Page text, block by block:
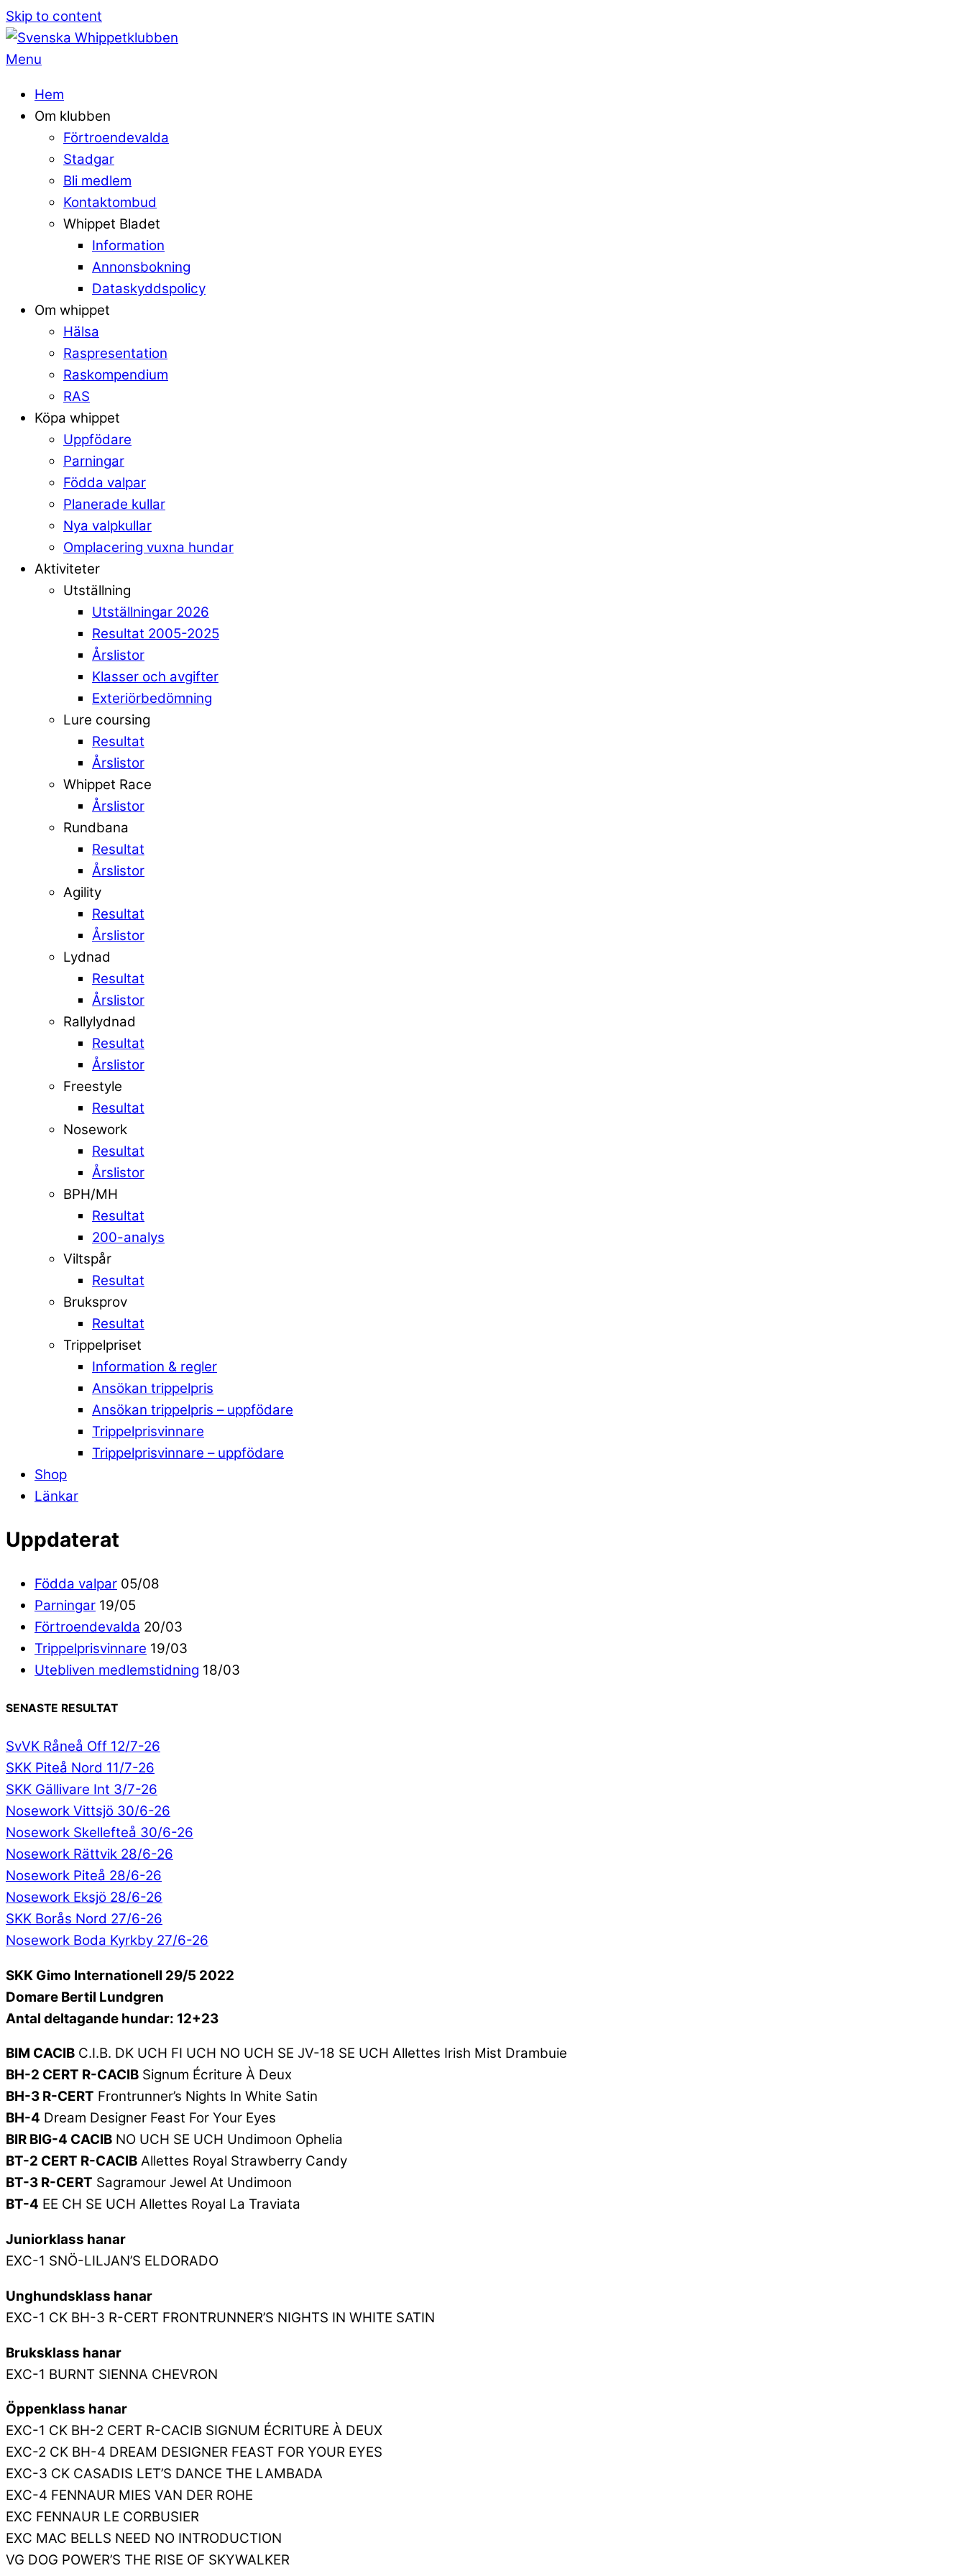
Skip to content
Menu
Hem
Om klubben
Förtroendevalda
Stadgar
Bli medlem
Kontaktombud
Whippet Bladet
Information
Annonsbokning
Dataskyddspolicy
Om whippet
Hälsa
Raspresentation
Raskompendium
RAS
Köpa whippet
Uppfödare
Parningar
Födda valpar
Planerade kullar
Nya valpkullar
Omplacering vuxna hundar
Aktiviteter
Utställning
Utställningar 2026
Resultat 2005-2025
Årslistor
Klasser och avgifter
Exteriörbedömning
Lure coursing
Resultat
Årslistor
Whippet Race
Årslistor
Rundbana
Resultat
Årslistor
Agility
Resultat
Årslistor
Lydnad
Resultat
Årslistor
Rallylydnad
Resultat
Årslistor
Freestyle
Resultat
Nosework
Resultat
Årslistor
BPH/MH
Resultat
200-analys
Viltspår
Resultat
Bruksprov
Resultat
Trippelpriset
Information & regler
Ansökan trippelpris
Ansökan trippelpris – uppfödare
Trippelprisvinnare
Trippelprisvinnare – uppfödare
Shop
Länkar
Uppdaterat
Födda valpar 05/08
Parningar 19/05
Förtroendevalda 20/03
Trippelprisvinnare 19/03
Utebliven medlemstidning 18/03
SENASTE RESULTAT
SvVK Råneå Off 12/7-26
SKK Piteå Nord 11/7-26
SKK Gällivare Int 3/7-26
Nosework Vittsjö 30/6-26
Nosework Skellefteå 30/6-26
Nosework Rättvik 28/6-26
Nosework Piteå 28/6-26
Nosework Eksjö 28/6-26
SKK Borås Nord 27/6-26
Nosework Boda Kyrkby 27/6-26
SKK Gimo Internationell 29/5 2022
Domare Bertil Lundgren
Antal deltagande hundar: 12+23
BIM CACIB C.I.B. DK UCH FI UCH NO UCH SE JV-18 SE UCH Allettes Irish Mist Drambuie
BH-2 CERT R-CACIB Signum Écriture À Deux
BH-3 R-CERT Frontrunner’s Nights In White Satin
BH-4 Dream Designer Feast For Your Eyes
BIR BIG-4 CACIB NO UCH SE UCH Undimoon Ophelia
BT-2 CERT R-CACIB Allettes Royal Strawberry Candy
BT-3 R-CERT Sagramour Jewel At Undimoon
BT-4 EE CH SE UCH Allettes Royal La Traviata
Juniorklass hanar
EXC-1 SNÖ-LILJAN’S ELDORADO
Unghundsklass hanar
EXC-1 CK BH-3 R-CERT FRONTRUNNER’S NIGHTS IN WHITE SATIN
Bruksklass hanar
EXC-1 BURNT SIENNA CHEVRON
Öppenklass hanar
EXC-1 CK BH-2 CERT R-CACIB SIGNUM ÉCRITURE À DEUX
EXC-2 CK BH-4 DREAM DESIGNER FEAST FOR YOUR EYES
EXC-3 CK CASADIS LET’S DANCE THE LAMBADA
EXC-4 FENNAUR MIES VAN DER ROHE
EXC FENNAUR LE CORBUSIER
EXC MAC BELLS NEED NO INTRODUCTION
VG DOG POWER’S THE RISE OF SKYWALKER